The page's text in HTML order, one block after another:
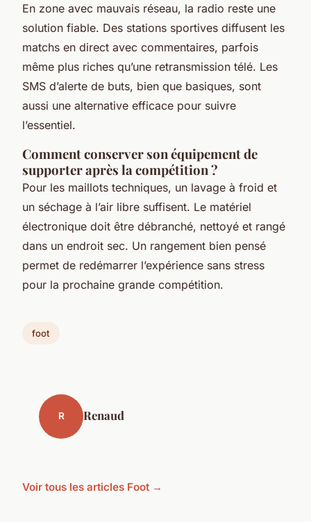
En zone avec mauvais réseau, la radio reste une
solution fiable. Des stations sportives diffusent les
matchs en direct avec commentaires, parfois
même plus riches qu’une retransmission télé. Les
SMS d’alerte de buts, bien que basiques, sont
aussi une alternative efficace pour suivre
l’essentiel.
Comment conserver son équipement de
supporter après la compétition ?
Pour les maillots techniques, un lavage à froid et
un séchage à l’air libre suffisent. Le matériel
électronique doit être débranché, nettoyé et rangé
dans un endroit sec. Un rangement bien pensé
permet de redémarrer l’expérience sans stress
pour la prochaine grande compétition.
foot
R Renaud
Voir tous les articles Foot →